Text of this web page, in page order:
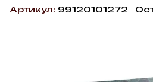
Артикул: 99120101272